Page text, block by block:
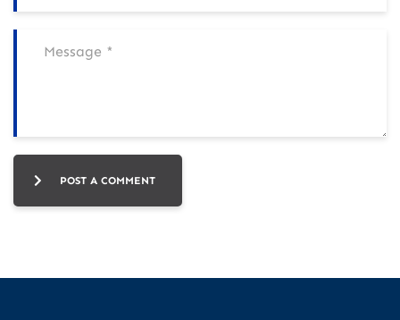
POST A COMMENT